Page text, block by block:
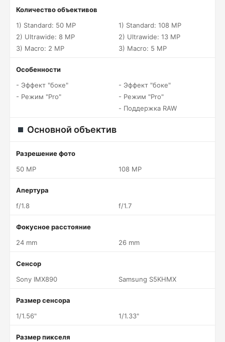
Количество объективов
1) Standard: 50 MP
2) Ultrawide: 8 MP
3) Macro: 2 MP
1) Standard: 108 MP
2) Ultrawide: 13 MP
3) Macro: 5 MP
Особенности
- Эффект "боке"
- Режим "Pro"
- Эффект "боке"
- Режим "Pro"
- Поддержка RAW
Основной объектив
Разрешение фото
50 MP
108 MP
Апертура
f/1.8
f/1.7
Фокусное расстояние
24 mm
26 mm
Сенсор
Sony IMX890
Samsung S5KHMX
Размер сенсора
1/1.56"
1/1.33"
Размер пикселя